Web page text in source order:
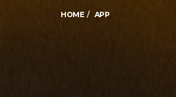
HOME APP